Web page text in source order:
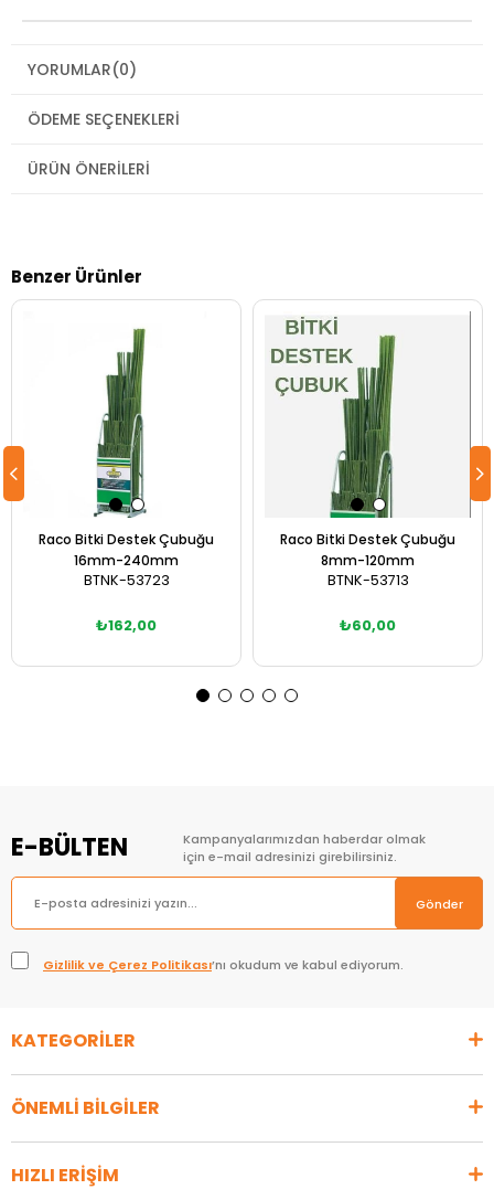
YORUMLAR(0)
ÖDEME SEÇENEKLERI
ÜRÜN ÖNERILERI
Benzer Ürünler
Raco Bitki Destek Çubuğu
16mm-240mm
BTNK-53723
₺162,00
Raco Bitki Destek Çubuğu
8mm-120mm
BTNK-53713
₺60,00
E-BÜLTEN
Kampanyalarımızdan haberdar olmak
için e-mail adresinizi girebilirsiniz.
Gönder
Gizlilik ve Çerez Politikası’nı okudum ve kabul ediyorum.
KATEGORİLER
ÖNEMLİ BİLGİLER
HIZLI ERİŞİM